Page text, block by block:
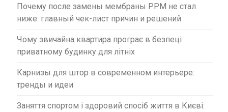
Почему после замены мембраны PPM не стал
ниже: главный чек-лист причин и решений
Чому звичайна квартира програє в безпеці
приватному будинку для літніх
Карнизы для штор в современном интерьере:
тренды и идеи
Заняття спортом і здоровий спосіб життя в Києві: